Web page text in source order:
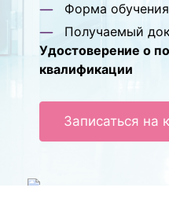
Форма
Получаемый
Удостоверение о
квалификации
Записаться на